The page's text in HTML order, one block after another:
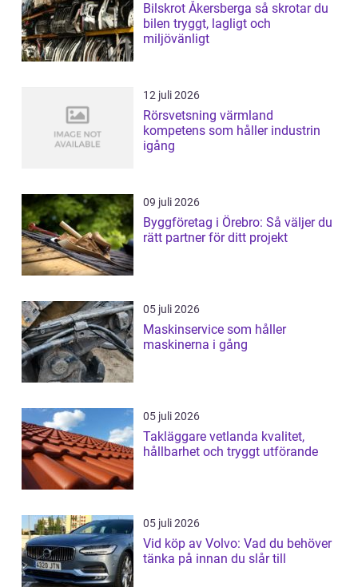
Bilskrot Åkersberga så skrotar du
bilen tryggt, lagligt och
miljövänligt
12 juli 2026
Rörsvetsning värmland
kompetens som håller industrin
igång
09 juli 2026
Byggföretag i Örebro: Så väljer du
rätt partner för ditt projekt
05 juli 2026
Maskinservice som håller
maskinerna i gång
05 juli 2026
Takläggare vetlanda kvalitet,
hållbarhet och tryggt utförande
05 juli 2026
Vid köp av Volvo: Vad du behöver
tänka på innan du slår till